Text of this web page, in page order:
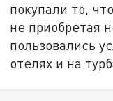
покупали то,
не приобретая
пользовались
отелях и на